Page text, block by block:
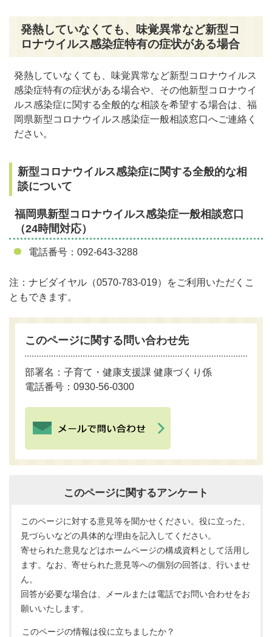
発熱していなくても、味覚異常など新型コ
ロナウイルス感染症特有の症状がある場合
発熱していなくても、味覚異常など新型コロナウイルス
感染症特有の症状がある場合や、その他新型コロナウイ
ルス感染症に関する全般的な相談を希望する場合は、福
岡県新型コロナウイルス感染症一般相談窓口へご連絡く
ださい。
新型コロナウイルス感染症に関する全般的な相
談について
福岡県新型コロナウイルス感染症一般相談窓口
（24時間対応）
電話番号：092‐643-3288
注：ナビダイヤル（0570-783-019）をご利用いただくこ
ともできます。
このページに関する問い合わせ先
部署名：子育て・健康支援課 健康づくり係
電話番号：0930-56-0300
このページに関するアンケート
このページに対する意見等を聞かせください。役に立った、
見づらいなどの具体的な理由を記入してください。
寄せられた意見などはホームページの構成資料として活用し
ます。なお、寄せられた意見等への個別の回答は、行いませ
ん。
回答が必要な場合は、メールまたは電話でお問い合わせをお
願いいたします。
このページの情報は役に立ちましたか？